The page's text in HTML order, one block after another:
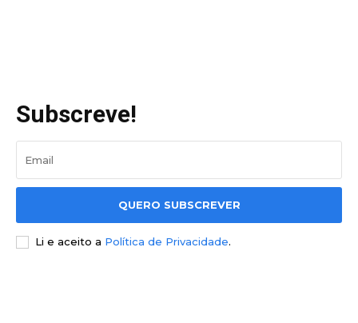
Subscreve!
QUERO SUBSCREVER
Li e aceito a Política de Privacidade.